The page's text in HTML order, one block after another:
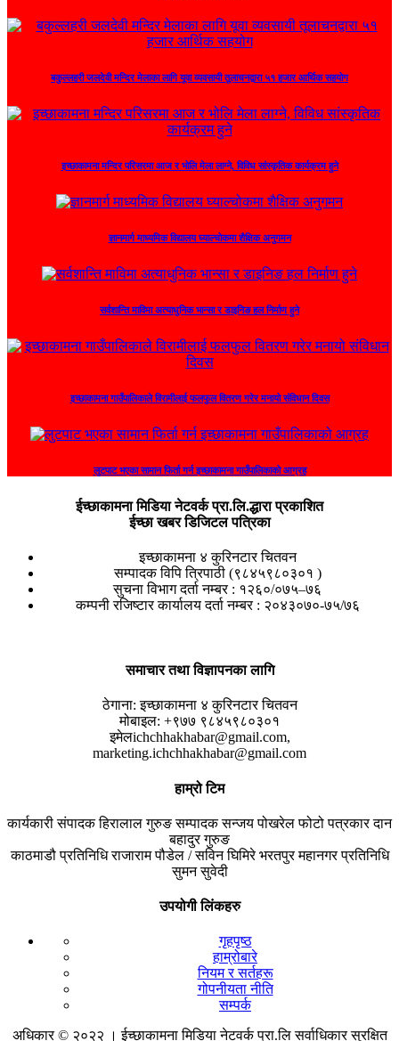
बकुल्लहरी जलदेवी मन्दिर मेलाका लागि यूवा व्यवसायी तूलाचनद्वारा ५१ हजार आर्थिक सहयोग
इच्छाकामना मन्दिर परिसरमा आज र भोलि मेला लाग्ने, विविध सांस्कृतिक कार्यक्रम हुने
ज्ञानमार्ग माध्यमिक विद्यालय घ्याल्चोकमा शैक्षिक अनुगमन
सर्वशान्ति माविमा अत्याधुनिक भान्सा र डाइनिङ हल निर्माण हुने
इच्छाकामना गाउँपालिकाले विरामीलाई फलफुल वितरण गरेर मनायो संविधान दिवस
लुटपाट भएका सामान फिर्ता गर्न इच्छाकामना गाउँपालिकाको आग्रह
ईच्छाकामना मिडिया नेटवर्क प्रा.लि.द्धारा प्रकाशित
ईच्छा खबर डिजिटल पत्रिका
इच्छाकामना ४ कुरिनटार चितवन
सम्पादक विपि त्रिपाठी (९८४५९८०३०१ )
सुचना विभाग दर्ता नम्बर : १२६०/०७५–७६
कम्पनी रजिष्टार कार्यालय दर्ता नम्बर : २०४३०७०-७५/७६
समाचार तथा विज्ञापनका लागि
ठेगाना: इच्छाकामना ४ कुरिनटार चितवन
मोबाइल: +९७७ ९८४५९८०३०१
इमेलichchhakhabar@gmail.com,
marketing.ichchhakhabar@gmail.com
हाम्रो टिम
कार्यकारी संपादकहिरालाल गुरुङसम्पादकसन्जय पोखरेलफोटो पत्रकारदान
बहादुर गुरुङ
काठमाडौ प्रतिनिधिराजाराम पौडेल / सविन घिमिरेभरतपुर महानगर प्रतिनिधि
सुमन सुवेदी
उपयोगी लिंकहरु
गृहपृष्ठ
हाम्रोबारे
नियम र सर्तहरू
गोपनीयता नीति
सम्पर्क
अधिकार © २०२२ । ईच्छाकामना मिडिया नेटवर्क प्रा.लि सर्वाधिकार सुरक्षित